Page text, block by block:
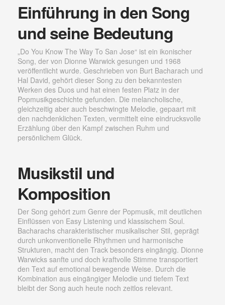
Einführung in den Song
und seine Bedeutung
„Do You Know The Way To San Jose“ ist ein ikonischer
Song, der von Dionne Warwick gesungen und 1968
veröffentlicht wurde. Geschrieben von Burt Bacharach und
Hal David, gehört dieser Song zu den bekanntesten
Werken des Duos und hat einen festen Platz in der
Popmusikgeschichte gefunden. Die melancholische,
gleichzeitig aber auch beschwingte Melodie, gepaart mit
den nachdenklichen Texten, vermittelt eine eindrucksvolle
Erzählung über den Kampf zwischen Ruhm und
persönlichem Glück.
Musikstil und
Komposition
Der Song gehört zum Genre der Popmusik, mit deutlichen
Einflüssen von Easy Listening und klassischem Soul.
Bacharachs charakteristischer musikalischer Stil, geprägt
durch unkonventionelle Rhythmen und harmonische
Strukturen, macht den Track besonders eingängig. Dionne
Warwicks sanfte und doch kraftvolle Stimme transportiert
den Text auf emotional bewegende Weise. Durch die
Kombination aus eingängiger Melodie und tiefem Text
bleibt der Song auch heute noch zeitlos relevant.